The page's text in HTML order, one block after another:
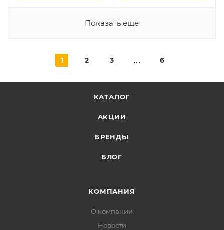
Показать еще
1 2 3 6
КАТАЛОГ
АКЦИИ
БРЕНДЫ
БЛОГ
КОМПАНИЯ
О компании
Новости